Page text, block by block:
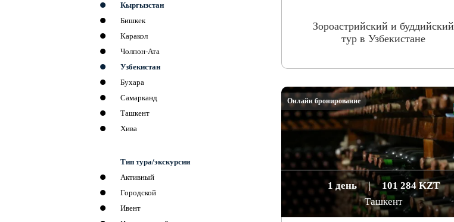
Кыргызстан
Бишкек
Каракол
Чолпон-Ата
Узбекистан
Бухара
Самарканд
Ташкент
Хива
Тип тура/экскурсии
Активный
Городской
Ивент
Зороастрийский и буддийский
тур в Узбекистане
1 день |
101 284 KZT
Ташкент
Онлайн бронирование